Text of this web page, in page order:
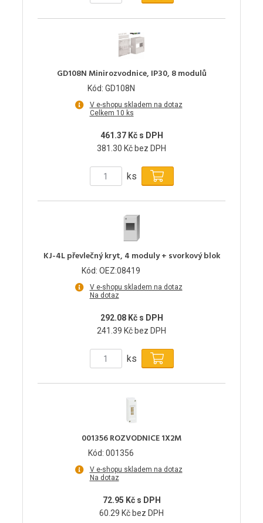
GD108N Minirozvodnice, IP30, 8 modulů
Kód: GD108N
V e-shopu skladem na dotaz
Celkem 10 ks
461.37 Kč s DPH
381.30 Kč bez DPH
ks
KJ-4L převlečný kryt, 4 moduly + svorkový blok
Kód: OEZ:08419
V e-shopu skladem na dotaz
Na dotaz
292.08 Kč s DPH
241.39 Kč bez DPH
ks
001356 ROZVODNICE 1X2M
Kód: 001356
V e-shopu skladem na dotaz
Na dotaz
72.95 Kč s DPH
60.29 Kč bez DPH